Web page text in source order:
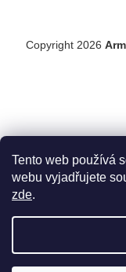
Tento web používá
webu vyjadřujete
zde.
Copyright 2026